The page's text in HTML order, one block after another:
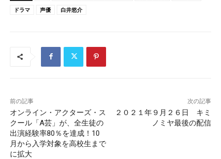
ドラマ
声優 白井悠介
前の記事
オンライン・アクターズ・ス
クール「A芸」が、全生徒の
出演経験率80％を達成！10
月から入学対象を高校生まで
に拡大
次の記事
２０２１年９月２６日 キミ
ノミヤ最後の配信